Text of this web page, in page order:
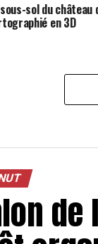
sol du château
en 3D